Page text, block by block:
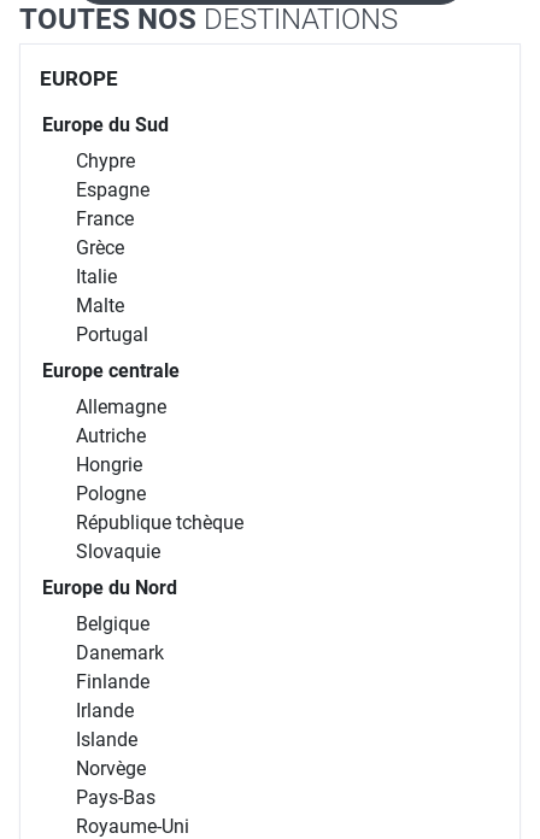
TOUTES NOS DESTINATIONS
EUROPE
Europe du Sud
Chypre
Espagne
France
Grèce
Italie
Malte
Portugal
Europe centrale
Allemagne
Autriche
Hongrie
Pologne
République tchèque
Slovaquie
Europe du Nord
Belgique
Danemark
Finlande
Irlande
Islande
Norvège
Pays-Bas
Royaume-Uni